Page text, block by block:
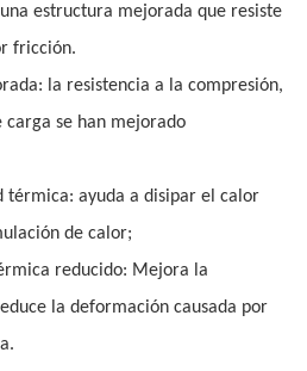
estructura mejorada que resiste
fricción.
la resistencia a la compresión,
carga se han mejorado
térmica: ayuda a disipar el calor
de calor;
reducido: Mejora la
la deformación causada por